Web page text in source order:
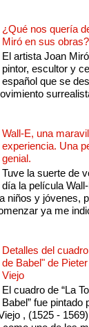
¿Qué nos quería
Miró en sus obras?
El artista Joan
pintor, escultor y
español que se
Wall-E, una
experiencia. Una
genial.
Tuve la suerte de
día la película
niños y jóvenes,
ya me
Detalles del
de Babel" de
Viejo
El cuadro de “La
Babel” fue pintado
, (1525 - 1569)